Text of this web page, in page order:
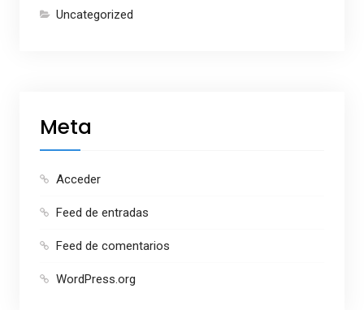
Uncategorized
Meta
Acceder
Feed de entradas
Feed de comentarios
WordPress.org